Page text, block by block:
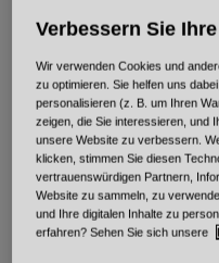
Adventure
Retro
Ersatzteile
Alle Artikel
Urban
BMX
Ersatzteile
Alle Artikel
bringen, um sie auf den
beim Einrichten und
schließlich bei den
Verbessern Sie
Wir verwenden Cookies und
zu optimieren. Sie helfen uns
personalisieren (z. B. um Ihren
zeigen, die Sie interessieren, und
unsere Website zu verbessern.
klicken, stimmen Sie diesen
vertrauenswürdigen Partnern,
Website zu sammeln, zu
und Ihre digitalen Inhalte zu
erfahren? Sehen Sie sich unsere